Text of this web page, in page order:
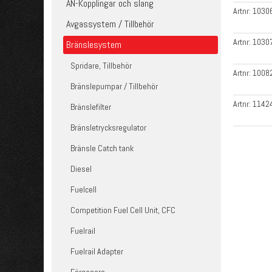
AN-Kopplingar och slang
Avgassystem / Tillbehör
Bränslesystem
Spridare, Tillbehör
Bränslepumpar / Tillbehör
Bränslefilter
Bränsletrycksregulator
Bränsle Catch tank
Diesel
Fuelcell
Competition Fuel Cell Unit, CFC
Fuelrail
Fuelrail Adapter
Artnr:
Artnr:
Artnr:
Artnr: